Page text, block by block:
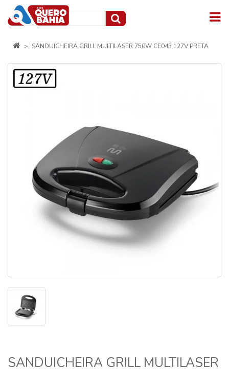
SANDUICHEIRA GRILL MULTILASER 750W CE043 127V PRETA
SANDUICHEIRA GRILL MULTILASER